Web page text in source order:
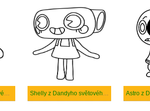
Poppy z Dandyho světového robloxu Shelly z Dandyho světového robloxu